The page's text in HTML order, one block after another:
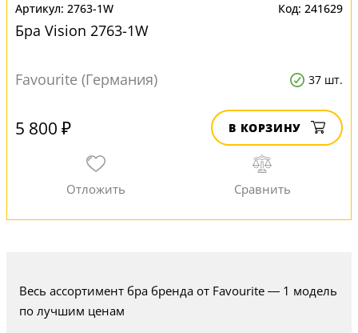
2763-1W 241629
Бра Vision 2763-1W
Favourite (Германия) 37 шт.
5 800 ₽ В КОРЗИНУ
Весь ассортимент бра бренда от Favourite — 1 модель
по лучшим ценам